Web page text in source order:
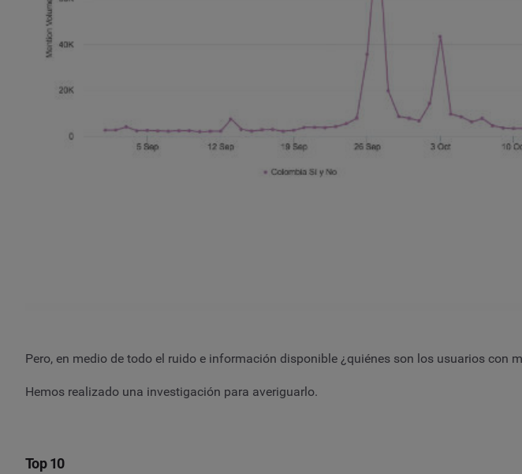
Pero, en medio de todo el ruido e información disponible ¿quiénes son los usuarios con
Hemos realizado una investigación para averiguarlo.
Top 10